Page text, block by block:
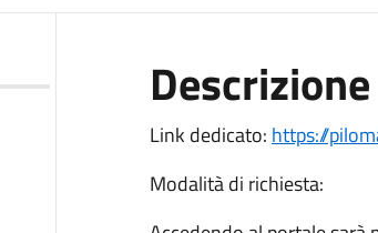
Descrizione
Link dedicato: https://
Modalità di richiesta: